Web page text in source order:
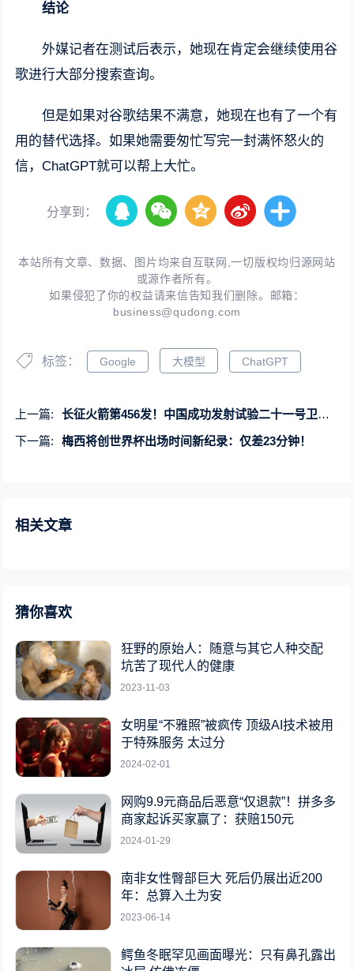
结论
外媒记者在测试后表示，她现在肯定会继续使用谷
歌进行大部分搜索查询。
但是如果对谷歌结果不满意，她现在也有了一个有
用的替代选择。如果她需要匆忙写完一封满怀怒火的
信，ChatGPT就可以帮上大忙。
分享到：
本站所有文章、数据、图片均来自互联网,一切版权均归源网站
或源作者所有。
如果侵犯了你的权益请来信告知我们删除。邮箱：
business@qudong.com
标签： Google 大模型 ChatGPT
上一篇:
长征火箭第456发！中国成功发射试验二十一号卫星：长十一15连胜
下一篇:
梅西将创世界杯出场时间新纪录：仅差23分钟！
相关文章
猜你喜欢
狂野的原始人：随意与其它人种交配
坑苦了现代人的健康
2023-11-03
女明星“不雅照”被疯传 顶级AI技术被用
于特殊服务 太过分
2024-02-01
网购9.9元商品后恶意“仅退款”！拼多多
商家起诉买家赢了：获赔150元
2024-01-29
南非女性臀部巨大 死后仍展出近200
年：总算入土为安
2023-06-14
鳄鱼冬眠罕见画面曝光：只有鼻孔露出